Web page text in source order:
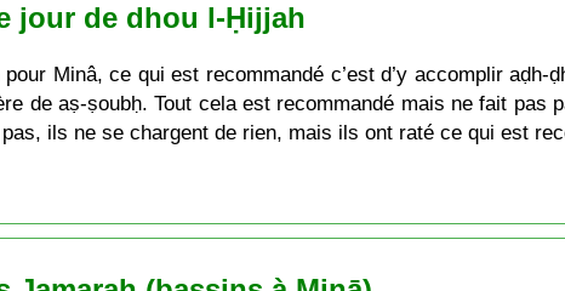
jour de dhou l-Ḥijjah
Minâ, ce qui est recommandé c’est d’y accomplir aḍh-
de aṣ-ṣoubḥ. Tout cela est recommandé mais ne fait pas
ils ne se chargent de rien, mais ils ont raté ce qui est